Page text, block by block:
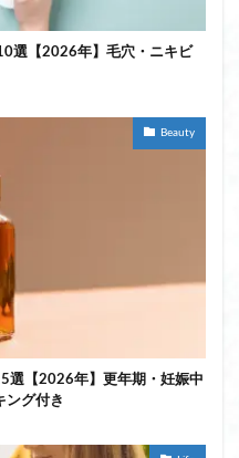
選【2026年】毛穴・ニキビ
Beauty
選【2026年】更年期・妊娠中
ング付き